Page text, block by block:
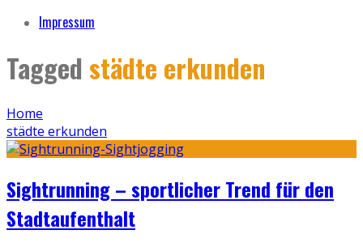
Impressum
Tagged städte erkunden
Home
städte erkunden
Sightrunning – sportlicher Trend für den
Stadtaufenthalt